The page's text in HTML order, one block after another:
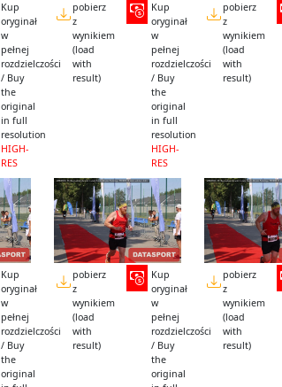
Kup
oryginał
w
pełnej
rozdzielczości
/ Buy
the
original
in full
resolution
HIGH-
RES
pobierz
z
wynikiem
(load
with
result)
Kup
oryginał
w
pełnej
rozdzielczości
/ Buy
the
original
in full
resolution
HIGH-
RES
pobierz
z
wynikiem
(load
with
result)
Kup
oryginał
w
pełnej
rozdzielczości
/ Buy
the
original
pobierz
z
wynikiem
(load
with
result)
Kup
oryginał
w
pełnej
rozdzielczości
/ Buy
the
original
pobierz
z
wynikiem
(load
with
result)